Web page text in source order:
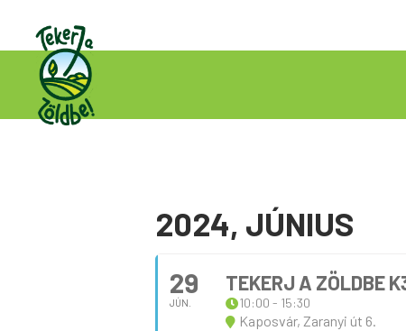
2024, JÚNIUS
29
JÚN.
TEKERJ A ZÖLDBE
10:00 - 15:30
Kaposvár, Zaranyi út 6.